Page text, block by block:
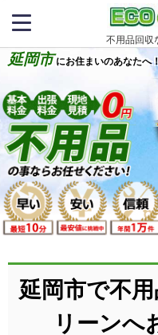
不用品回収
延岡市 にお住まいのあなたへ
延岡市で不
リーンへ